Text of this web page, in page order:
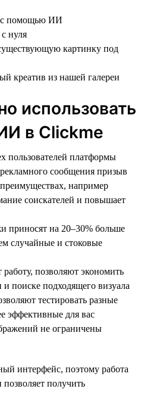
с помощью ИИ
нуля
картинку под
креатив из нашей галереи
использовать
в Clickme
пользователей платформы
сообщения призыв
например
соискателей и повышает
приносят на 20–30% больше
случайные и стоковые
позволяют экономить
поиске подходящего визуала
тестировать разные
эффективные для вас
не ограничены
интерфейс, поэтому работа
получить